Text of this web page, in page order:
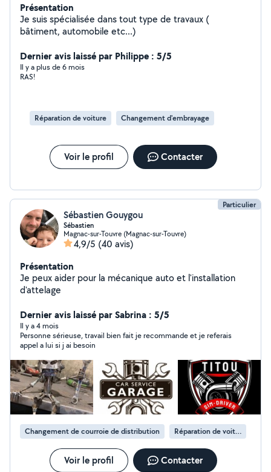
Présentation
Je suis spécialisée dans tout type de travaux (
bâtiment, automobile etc...)
Dernier avis laissé par Philippe : 5/5
Il y a plus de 6 mois
RAS!
Réparation de voiture Changement d'embrayage
Voir le profil Contacter
Particulier
Sébastien Gouygou
Sébastien
Magnac-sur-Touvre (Magnac-sur-Touvre)
4,9/5 (40 avis)
Présentation
Je peux aider pour la mécanique auto et l'installation
d'attelage
Dernier avis laissé par Sabrina : 5/5
Il y a 4 mois
Personne sérieuse, travail bien fait je recommande et je referais
appel a lui si j ai besoin
Changement de courroie de distribution Réparation de voiture
Voir le profil Contacter